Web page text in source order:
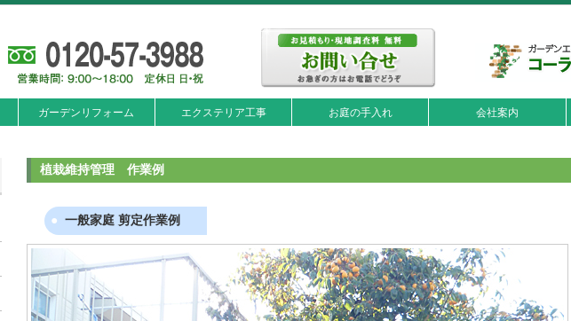
ガーデンリフォーム エクステリア工事 お庭の手入れ 会社案内
植栽維持管理 作業例
一般家庭 剪定作業例